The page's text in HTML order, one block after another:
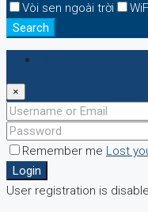
Vòi sen ngoài trời
Search
×
Remember me Lost
Login
User registration is